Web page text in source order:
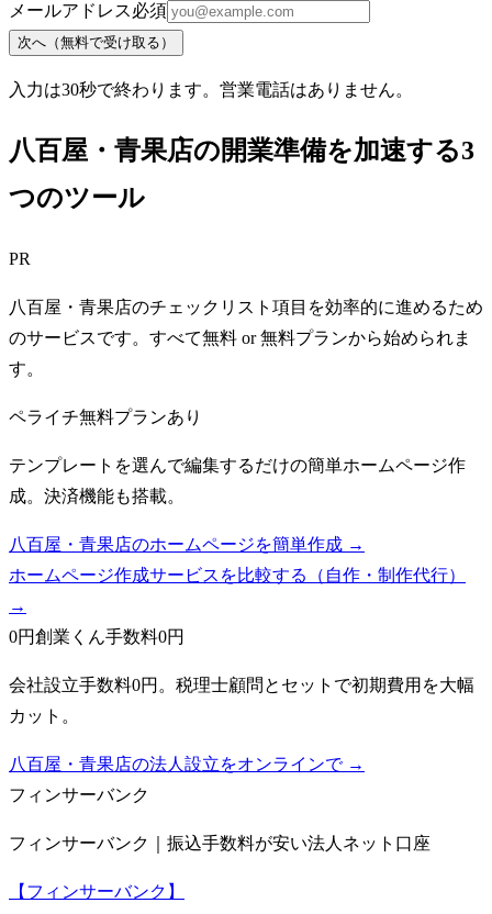
メールアドレス必須
次へ（無料で受け取る）
入力は30秒で終わります。営業電話はありません。
八百屋・青果店の開業準備を加速する3
つのツール
PR
八百屋・青果店のチェックリスト項目を効率的に進めるため
のサービスです。すべて無料 or 無料プランから始められま
す。
ペライチ無料プランあり
テンプレートを選んで編集するだけの簡単ホームページ作
成。決済機能も搭載。
八百屋・青果店のホームページを簡単作成 →
ホームページ作成サービスを比較する（自作・制作代行）
→
0円創業くん手数料0円
会社設立手数料0円。税理士顧問とセットで初期費用を大幅
カット。
八百屋・青果店の法人設立をオンラインで →
フィンサーバンク
フィンサーバンク｜振込手数料が安い法人ネット口座
【フィンサーバンク】